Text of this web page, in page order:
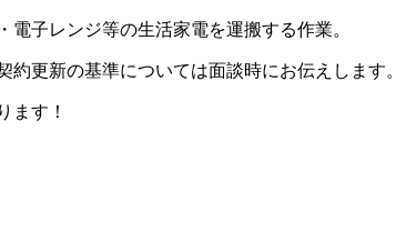
子レンジ等の生活家電を運搬する作業。
更新の基準については面談時にお伝えします。
ます！